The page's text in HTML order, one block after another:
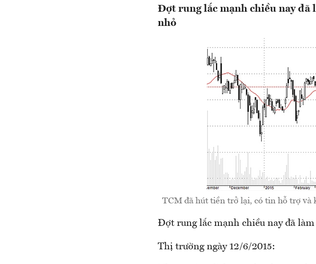
Đợt rung lắc mạnh chiều nay đã
nhỏ
TCM đã hút tiền trở lại, có tin hỗ trợ và
Đợt rung lắc mạnh chiều nay đã
Thị trường ngày 12/6/2015: